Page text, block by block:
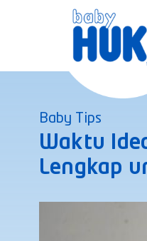
Baby Tips
Waktu
Lengkap